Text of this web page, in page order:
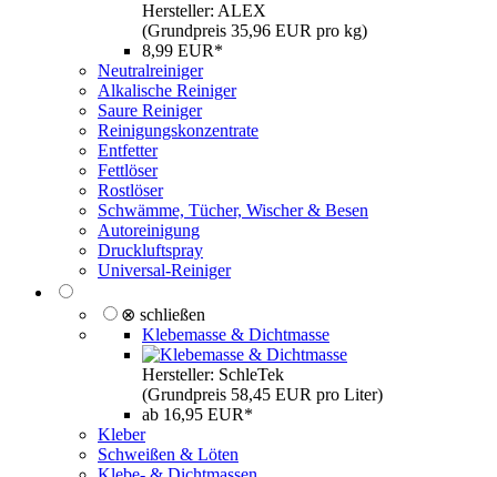
Hersteller: ALEX
(Grundpreis 35,96 EUR pro kg)
8,99 EUR*
Neutralreiniger
Alkalische Reiniger
Saure Reiniger
Reinigungskonzentrate
Entfetter
Fettlöser
Rostlöser
Schwämme, Tücher, Wischer & Besen
Autoreinigung
Druckluftspray
Universal-Reiniger
⊗ schließen
Klebemasse & Dichtmasse
Hersteller: SchleTek
(Grundpreis 58,45 EUR pro Liter)
ab 16,95 EUR*
Kleber
Schweißen & Löten